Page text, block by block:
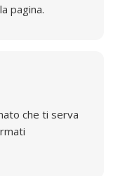
pagina.
che ti serva